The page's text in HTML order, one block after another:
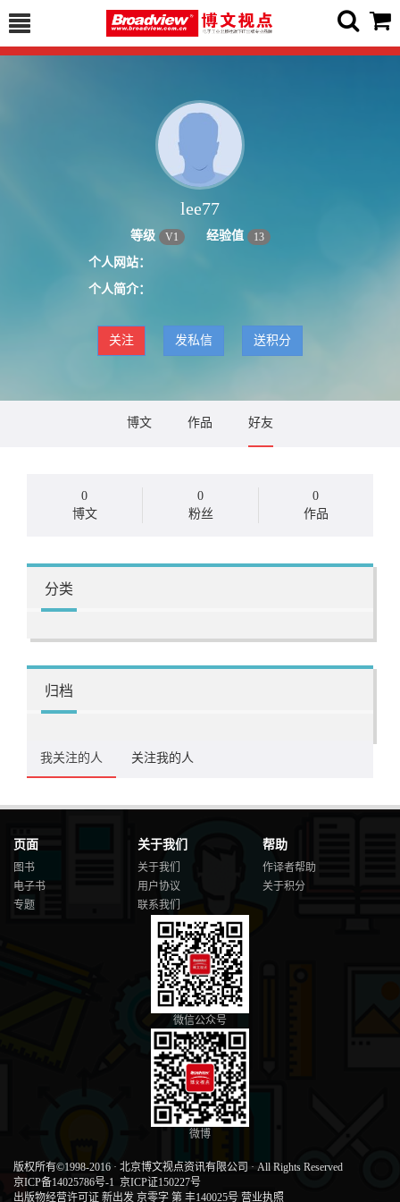
lee77
等级 V1 经验值 13
个人网站：
个人简介：
关注 发私信 送积分
博文 作品 好友
0
博文
0
粉丝
0
作品
分类
归档
我关注的人 关注我的人
页面
图书
电子书
专题
关于我们
关于我们
用户协议
联系我们
帮助
作译者帮助
关于积分
微信公众号
微博
版权所有©1998-2016 · 北京博文视点资讯有限公司 · All Rights Reserved
京ICP备14025786号-1 京ICP证150227号
出版物经营许可证 新出发 京零字 第 丰140025号 营业执照